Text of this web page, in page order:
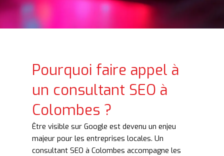
Pourquoi faire appel à
un consultant SEO à
Colombes ?
Être visible sur Google est devenu un enjeu
majeur pour les entreprises locales. Un
consultant SEO à Colombes accompagne les